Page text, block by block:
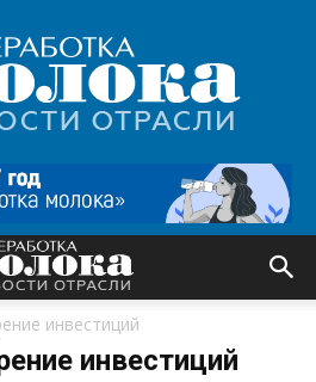
Переработка
молока
|
Новости
инвестиций
инвестиций